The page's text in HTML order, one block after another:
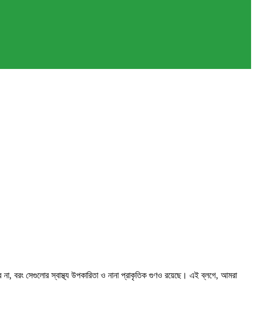
না, বরং সেগুলোর স্বাস্থ্য উপকারিতা ও নানা প্রাকৃতিক গুণও রয়েছে। এই ব্লগে, আমরা